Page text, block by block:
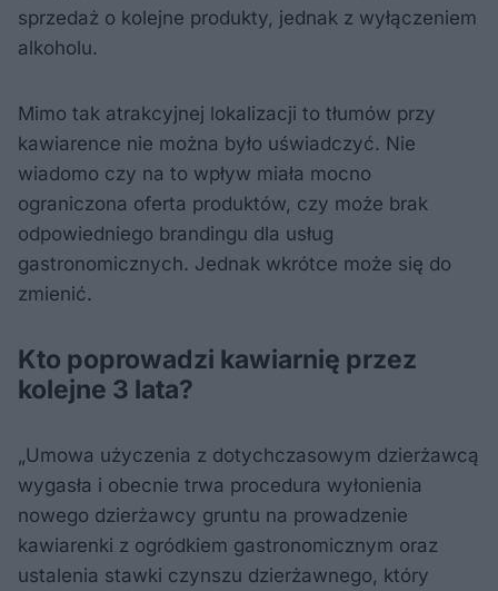
sprzedaż o kolejne produkty, jednak z wyłączeniem
alkoholu.
Mimo tak atrakcyjnej lokalizacji to tłumów przy
kawiarence nie można było uświadczyć. Nie
wiadomo czy na to wpływ miała mocno
ograniczona oferta produktów, czy może brak
odpowiedniego brandingu dla usług
gastronomicznych. Jednak wkrótce może się do
zmienić.
Kto poprowadzi kawiarnię przez
kolejne 3 lata?
„Umowa użyczenia z dotychczasowym dzierżawcą
wygasła i obecnie trwa procedura wyłonienia
nowego dzierżawcy gruntu na prowadzenie
kawiarenki z ogródkiem gastronomicznym oraz
ustalenia stawki czynszu dzierżawnego, który